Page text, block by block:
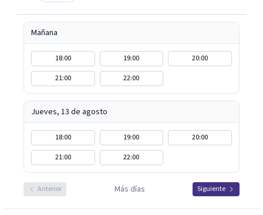
Mañana
18:00 19:00
20:00
21:00
22:00
Jueves, 13 de agosto
18:00 19:00
20:00
21:00
22:00
Anterior Más días Siguiente